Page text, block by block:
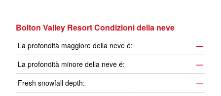
Bolton Valley Resort Condizioni della neve
La profondità maggiore della neve é:
—
La profondità minore della neve é:
—
Fresh snowfall depth:
—